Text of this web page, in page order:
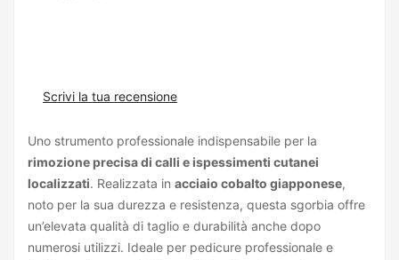
Scrivi la tua recensione
Uno strumento professionale indispensabile per la
rimozione precisa di calli e ispessimenti cutanei
localizzati. Realizzata in acciaio cobalto giapponese,
noto per la sua durezza e resistenza, questa sgorbia offre
un’elevata qualità di taglio e durabilità anche dopo
numerosi utilizzi. Ideale per pedicure professionale e